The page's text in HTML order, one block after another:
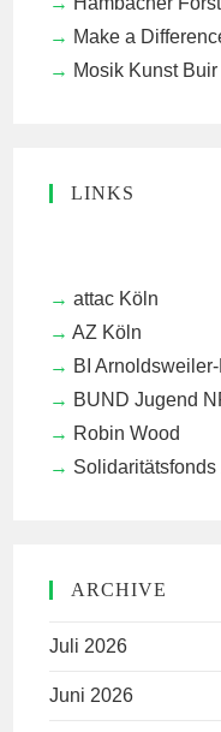
Make a
Mosik Kunst Buir
LINKS
attac Köln
AZ Köln
BI
BUND Jugend
Robin Wood
Solidaritätsfonds
ARCHIVE
Juli 2026
Juni 2026